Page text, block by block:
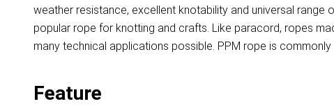
weather resistance, excellent knotability and universal
popular rope for knotting and crafts. Like paracord, ropes
many technical applications possible. PPM rope is
Feature